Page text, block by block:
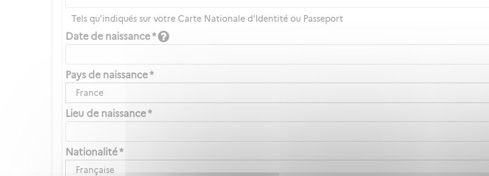
Tels qu'indiqués sur votre Carte Nationale d'Identité ou Passeport
Date de naissance *
Pays de naissance *
France
Lieu de naissance *
Nationalité *
Française